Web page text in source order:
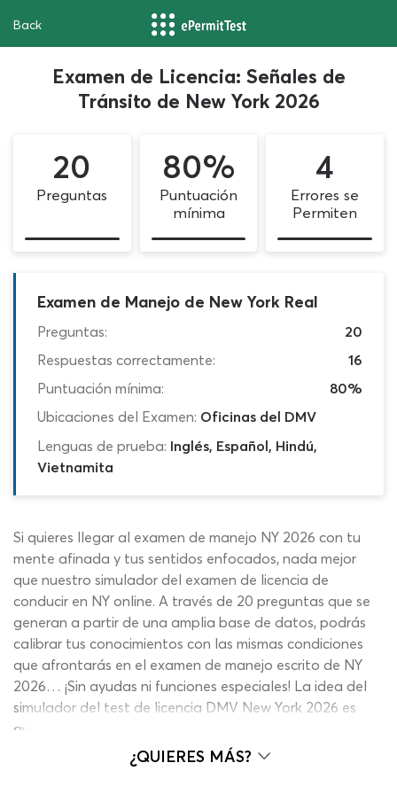
Back
Examen de Licencia: Señales de
Tránsito de New York 2026
20
Preguntas
80%
Puntuación
mínima
4
Errores se
Permiten
Examen de Manejo de New York Real
Preguntas:
20
Respuestas correctamente:
16
Puntuación mínima:
80%
Ubicaciones del Examen: Oficinas del DMV
Lenguas de prueba: Inglés, Español, Hindú,
Vietnamita
Si quieres llegar al examen de manejo NY 2026 con tu
mente afinada y tus sentidos enfocados, nada mejor
que nuestro simulador del examen de licencia de
conducir en NY online. A través de 20 preguntas que se
generan a partir de una amplia base de datos, podrás
calibrar tus conocimientos con las mismas condiciones
que afrontarás en el examen de manejo escrito de NY
2026… ¡Sin ayudas ni funciones especiales! La idea del
simulador del test de licencia DMV New York 2026 es
que puedas diagnosticar tu grado de preparación
actual con contenidos actualizados y el formato preciso.
De esa manera, sabrás qué tan lejos o qué tan cerca
¿QUIERES MÁS?